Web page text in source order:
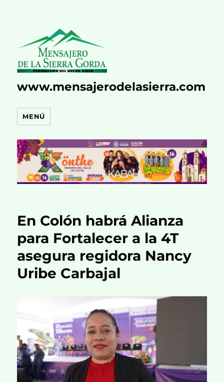
www.mensajerodelasierra.com
MENÚ
En Colón habrá Alianza
para Fortalecer a la 4T
asegura regidora Nancy
Uribe Carbajal